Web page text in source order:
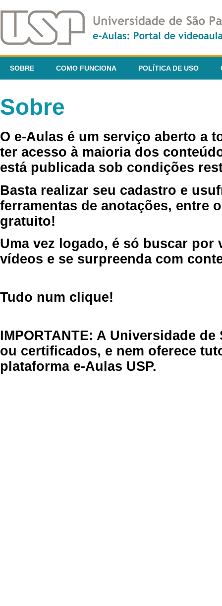
SOBRE COMO FUNCIONA POLÍTICA DE USO
Sobre
O e-Aulas é um serviço aberto a
ter acesso à maioria dos
está publicada sob condições
Basta realizar seu cadastro e
ferramentas de anotações, entre
gratuito!
Uma vez logado, é só buscar por
vídeos e se surpreenda com
Tudo num clique!
IMPORTANTE: A Universidade
ou certificados, e nem oferece
plataforma e-Aulas USP.